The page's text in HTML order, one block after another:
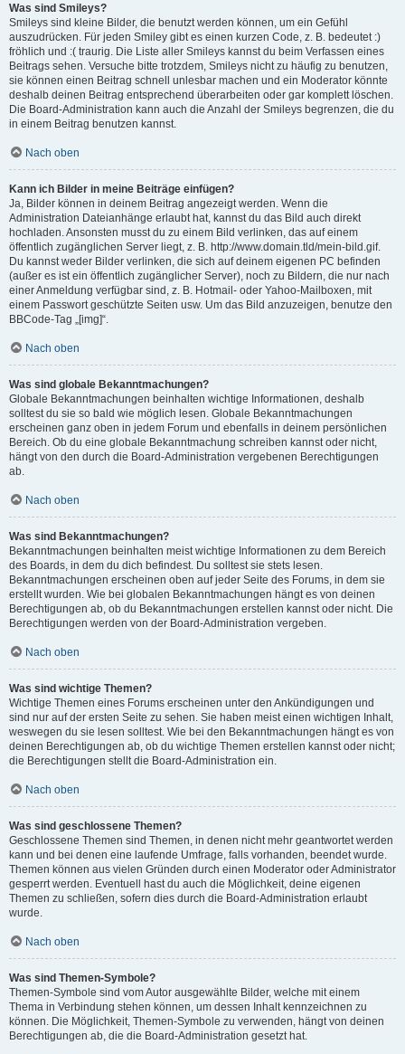
Was sind Smileys?
Smileys sind kleine Bilder, die benutzt werden können, um ein Gefühl
auszudrücken. Für jeden Smiley gibt es einen kurzen Code, z. B. bedeutet :)
fröhlich und :( traurig. Die Liste aller Smileys kannst du beim Verfassen eines
Beitrags sehen. Versuche bitte trotzdem, Smileys nicht zu häufig zu benutzen,
sie können einen Beitrag schnell unlesbar machen und ein Moderator könnte
deshalb deinen Beitrag entsprechend überarbeiten oder gar komplett löschen.
Die Board-Administration kann auch die Anzahl der Smileys begrenzen, die du
in einem Beitrag benutzen kannst.
Nach oben
Kann ich Bilder in meine Beiträge einfügen?
Ja, Bilder können in deinem Beitrag angezeigt werden. Wenn die
Administration Dateianhänge erlaubt hat, kannst du das Bild auch direkt
hochladen. Ansonsten musst du zu einem Bild verlinken, das auf einem
öffentlich zugänglichen Server liegt, z. B. http://www.domain.tld/mein-bild.gif.
Du kannst weder Bilder verlinken, die sich auf deinem eigenen PC befinden
(außer es ist ein öffentlich zugänglicher Server), noch zu Bildern, die nur nach
einer Anmeldung verfügbar sind, z. B. Hotmail- oder Yahoo-Mailboxen, mit
einem Passwort geschützte Seiten usw. Um das Bild anzuzeigen, benutze den
BBCode-Tag „[img]“.
Nach oben
Was sind globale Bekanntmachungen?
Globale Bekanntmachungen beinhalten wichtige Informationen, deshalb
solltest du sie so bald wie möglich lesen. Globale Bekanntmachungen
erscheinen ganz oben in jedem Forum und ebenfalls in deinem persönlichen
Bereich. Ob du eine globale Bekanntmachung schreiben kannst oder nicht,
hängt von den durch die Board-Administration vergebenen Berechtigungen
ab.
Nach oben
Was sind Bekanntmachungen?
Bekanntmachungen beinhalten meist wichtige Informationen zu dem Bereich
des Boards, in dem du dich befindest. Du solltest sie stets lesen.
Bekanntmachungen erscheinen oben auf jeder Seite des Forums, in dem sie
erstellt wurden. Wie bei globalen Bekanntmachungen hängt es von deinen
Berechtigungen ab, ob du Bekanntmachungen erstellen kannst oder nicht. Die
Berechtigungen werden von der Board-Administration vergeben.
Nach oben
Was sind wichtige Themen?
Wichtige Themen eines Forums erscheinen unter den Ankündigungen und
sind nur auf der ersten Seite zu sehen. Sie haben meist einen wichtigen Inhalt,
weswegen du sie lesen solltest. Wie bei den Bekanntmachungen hängt es von
deinen Berechtigungen ab, ob du wichtige Themen erstellen kannst oder nicht;
die Berechtigungen stellt die Board-Administration ein.
Nach oben
Was sind geschlossene Themen?
Geschlossene Themen sind Themen, in denen nicht mehr geantwortet werden
kann und bei denen eine laufende Umfrage, falls vorhanden, beendet wurde.
Themen können aus vielen Gründen durch einen Moderator oder Administrator
gesperrt werden. Eventuell hast du auch die Möglichkeit, deine eigenen
Themen zu schließen, sofern dies durch die Board-Administration erlaubt
wurde.
Nach oben
Was sind Themen-Symbole?
Themen-Symbole sind vom Autor ausgewählte Bilder, welche mit einem
Thema in Verbindung stehen können, um dessen Inhalt kennzeichnen zu
können. Die Möglichkeit, Themen-Symbole zu verwenden, hängt von deinen
Berechtigungen ab, die die Board-Administration gesetzt hat.